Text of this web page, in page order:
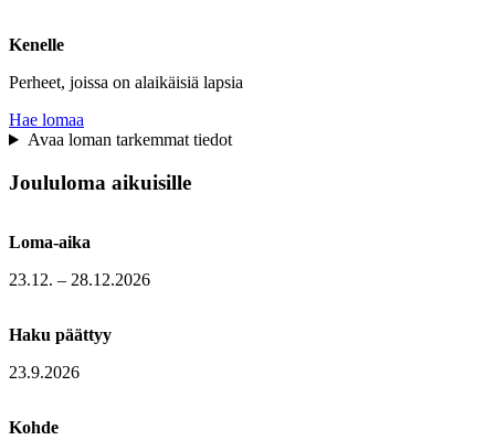
Kenelle
Perheet, joissa on alaikäisiä lapsia
Hae lomaa
Avaa loman tarkemmat tiedot
Joululoma aikuisille
Loma-aika
23.12. – 28.12.2026
Haku päättyy
23.9.2026
Kohde